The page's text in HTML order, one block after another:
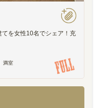
を女性10名でシェア！充
満室